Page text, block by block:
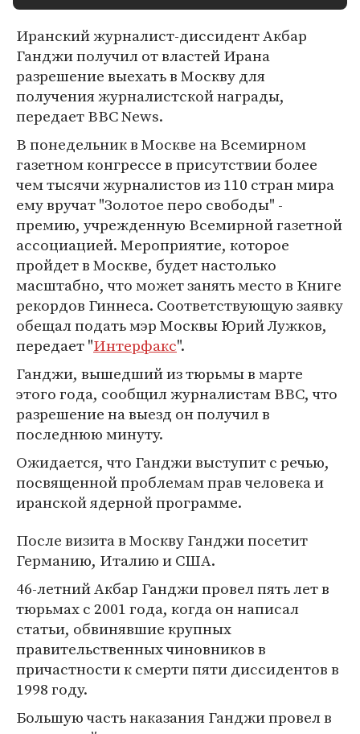
Иранский журналист-диссидент Акбар
Ганджи получил от властей Ирана
разрешение выехать в Москву для
получения журналистской награды,
передает BBC News.
В понедельник в Москве на Всемирном
газетном конгрессе в присутствии более
чем тысячи журналистов из 110 стран мира
ему вручат "Золотое перо свободы" -
премию, учрежденную Всемирной газетной
ассоциацией. Мероприятие, которое
пройдет в Москве, будет настолько
масштабно, что может занять место в Книге
рекордов Гиннеса. Соответствующую заявку
обещал подать мэр Москвы Юрий Лужков,
передает "Интерфакс".
Ганджи, вышедший из тюрьмы в марте
этого года, сообщил журналистам BBC, что
разрешение на выезд он получил в
последнюю минуту.
Ожидается, что Ганджи выступит с речью,
посвященной проблемам прав человека и
иранской ядерной программе.
После визита в Москву Ганджи посетит
Германию, Италию и США.
46-летний Акбар Ганджи провел пять лет в
тюрьмах с 2001 года, когда он написал
статьи, обвинявшие крупных
правительственных чиновников в
причастности к смерти пяти диссидентов в
1998 году.
Большую часть наказания Ганджи провел в